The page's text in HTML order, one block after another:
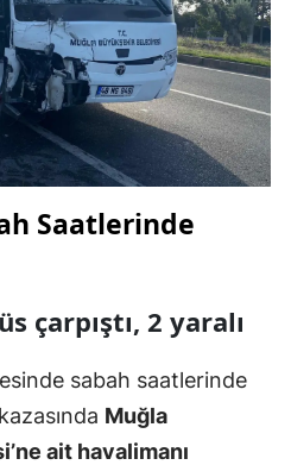
Saatlerinde
çarpıştı, 2 yaralı
sabah saatlerinde
Muğla
ait havalimanı